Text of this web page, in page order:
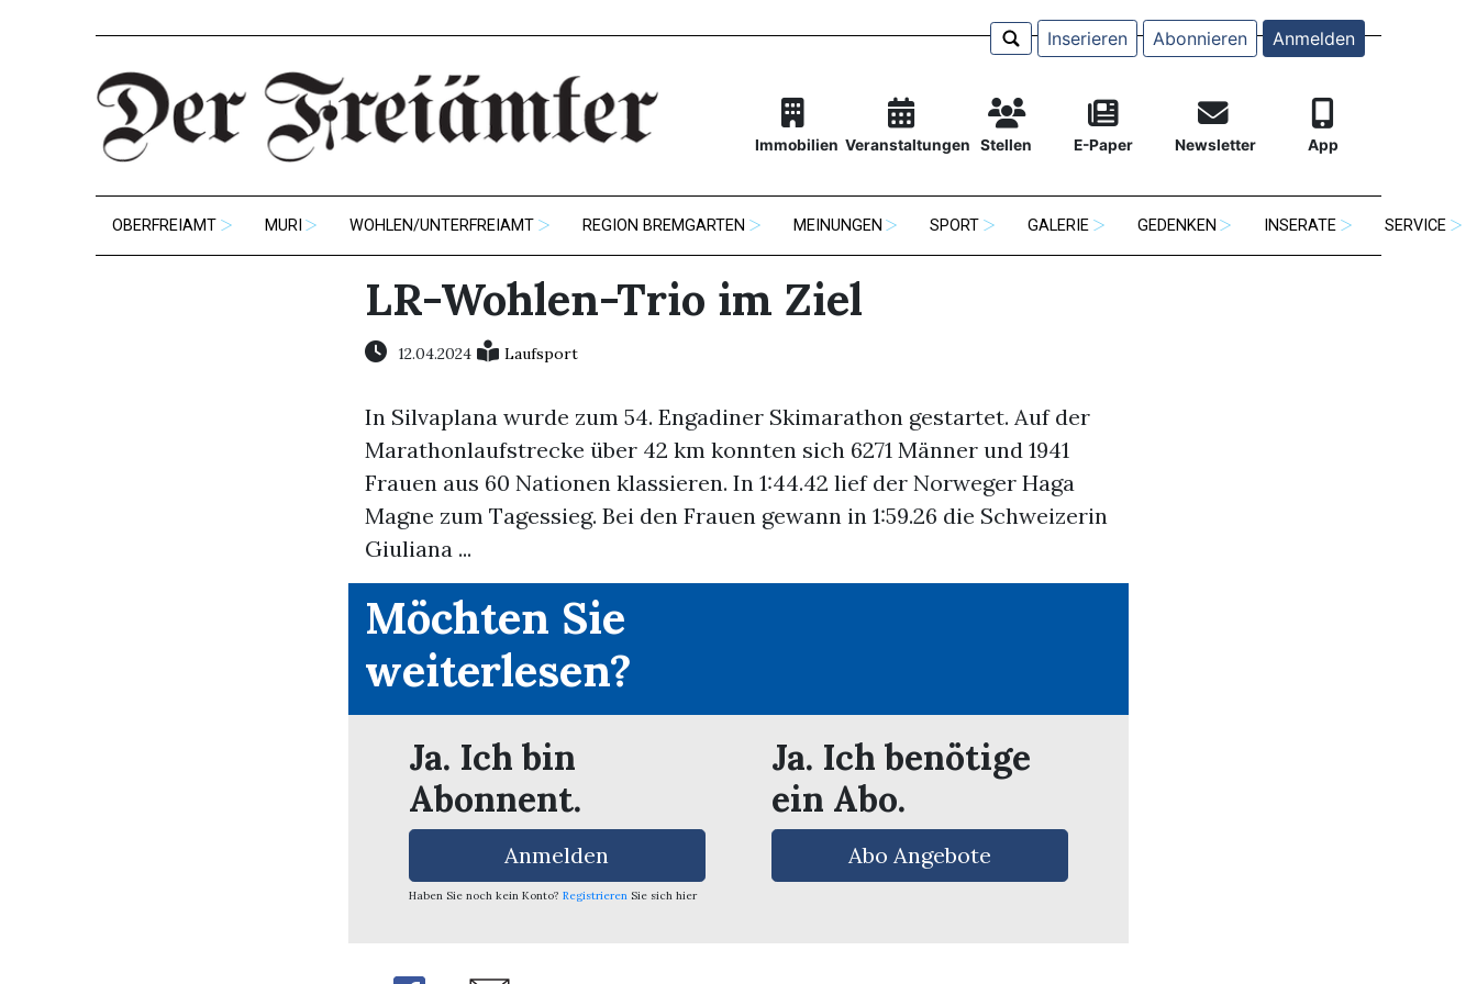
Inserieren Abonnieren Anmelden
Immobilien Veranstaltungen Stellen E-Paper Newsletter App
OBERFREIAMT MURI WOHLEN/UNTERFREIAMT REGION BREMGARTEN MEINUNGEN SPORT GALERIE GEDENKEN INSERATE SERVICE
LR-Wohlen-Trio im Ziel
12.04.2024 Laufsport
In Silvaplana wurde zum 54. Engadiner Skimarathon gestartet. Auf der
Marathonlaufstrecke über 42 km konnten sich 6271 Männer und 1941
Frauen aus 60 Nationen klassieren. In 1:44.42 lief der Norweger Haga
Magne zum Tagessieg. Bei den Frauen gewann in 1:59.26 die Schweizerin
Giuliana ...
Möchten Sie
weiterlesen?
Ja. Ich bin
Abonnent.
Anmelden
Haben Sie noch kein Konto? Registrieren Sie sich hier
Ja. Ich benötige
ein Abo.
Abo Angebote